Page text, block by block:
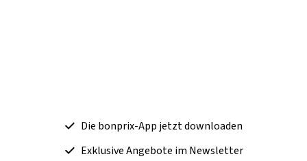
Die bonprix-App jetzt downloaden
Exklusive Angebote im Newsletter